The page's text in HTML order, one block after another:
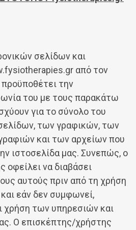
σελίδων και
από τον
την
του με τους παρακάτω
για το σύνολο του
των γραφικών, των
και των αρχείων που
ιστοσελίδα μας. Συνεπώς, ο
να διαβάσει
αυτούς πριν από τη χρήση
εάν δεν συμφωνεί,
χρήση των υπηρεσιών και
Ο επισκέπτης/χρήστης